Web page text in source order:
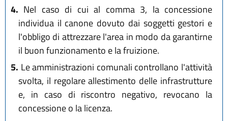
4. Nel caso di cui al comma 3, la concessione
individua il canone dovuto dai soggetti gestori e
l'obbligo di attrezzare l'area in modo da garantirne
il buon funzionamento e la fruizione.
5. Le amministrazioni comunali controllano l'attività
svolta, il regolare allestimento delle infrastrutture
e, in caso di riscontro negativo, revocano la
concessione o la licenza.